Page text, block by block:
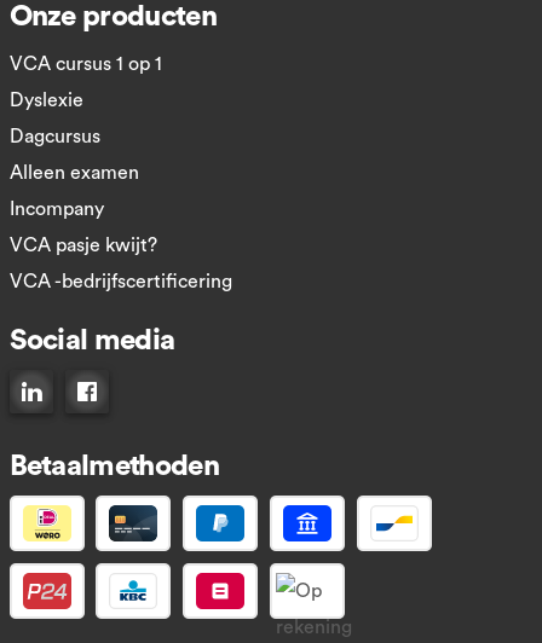
Onze producten
VCA cursus 1 op 1
Dyslexie
Dagcursus
Alleen examen
Incompany
VCA pasje kwijt?
VCA -bedrijfscertificering
Social media
Connect op LinkedIn
Like ons op Facebook
Betaalmethoden